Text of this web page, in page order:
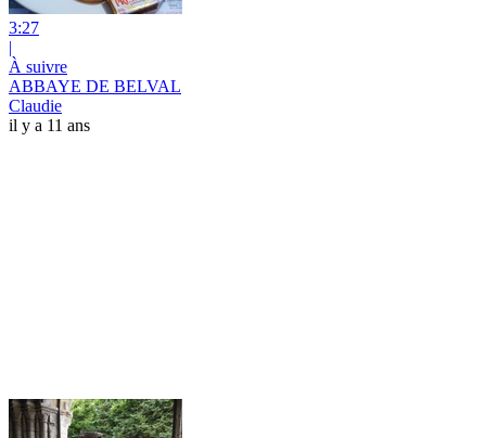
3:27
|
À suivre
ABBAYE DE BELVAL
Claudie
il y a 11 ans